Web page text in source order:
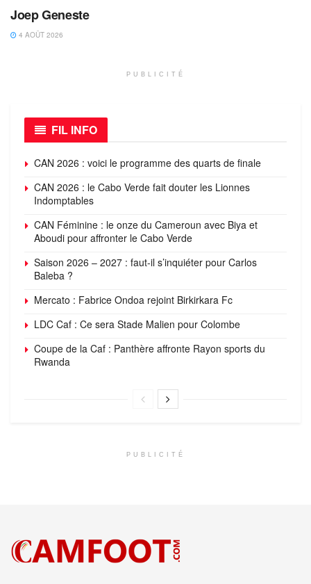
Joep Geneste
4 AOÛT 2026
PUBLICITÉ
FIL INFO
CAN 2026 : voici le programme des quarts de finale
CAN 2026 : le Cabo Verde fait douter les Lionnes
Indomptables
CAN Féminine : le onze du Cameroun avec Biya et
Aboudi pour affronter le Cabo Verde
Saison 2026 – 2027 : faut-il s’inquiéter pour Carlos
Baleba ?
Mercato : Fabrice Ondoa rejoint Birkirkara Fc
LDC Caf : Ce sera Stade Malien pour Colombe
Coupe de la Caf : Panthère affronte Rayon sports du
Rwanda
PUBLICITÉ